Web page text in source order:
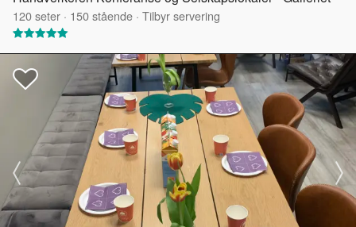
120seter · 150stående · Tilbyr servering